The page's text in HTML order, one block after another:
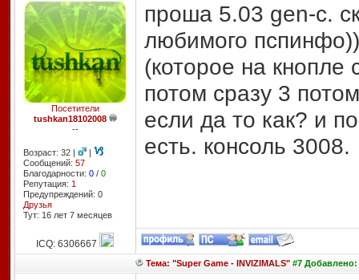
Посетители
tushkan18102008
--
Возраст: 32 |
|
Сообщений: 57
Благодарности: 0/ 0
Репутация: 1
Предупреждений: 0
Друзья
Тут: 16 лет 7 месяцев
проша 5.03 gen-c.
любимого
(которое на кнопле
потом сразу 3
если да то как? и
есть. консоль 3008.
ICQ: 6306667
Тема: "Super Game - INVIZIMALS"#7 Добавлено: